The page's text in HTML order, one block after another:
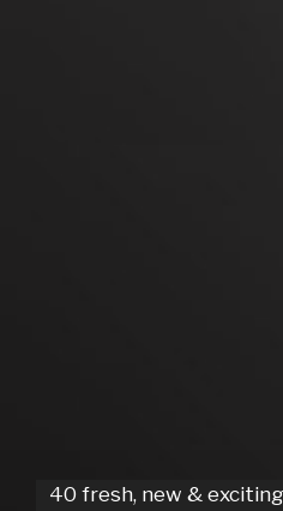
40 fresh, new &